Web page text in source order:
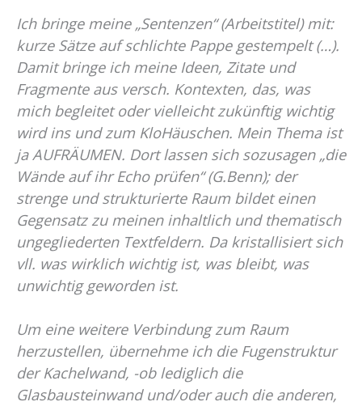
Ich bringe meine „Sentenzen“ (Arbeitstitel) mit:
kurze Sätze auf schlichte Pappe gestempelt (…).
Damit bringe ich meine Ideen, Zitate und
Fragmente aus versch. Kontexten, das, was
mich begleitet oder vielleicht zukünftig wichtig
wird ins und zum KloHäuschen. Mein Thema ist
ja AUFRÄUMEN. Dort lassen sich sozusagen „die
Wände auf ihr Echo prüfen“ (G.Benn); der
strenge und strukturierte Raum bildet einen
Gegensatz zu meinen inhaltlich und thematisch
ungegliederten Textfeldern. Da kristallisiert sich
vll. was wirklich wichtig ist, was bleibt, was
unwichtig geworden ist.
Um eine weitere Verbindung zum Raum
herzustellen, übernehme ich die Fugenstruktur
der Kachelwand, -ob lediglich die
Glasbausteinwand und/oder auch die anderen,